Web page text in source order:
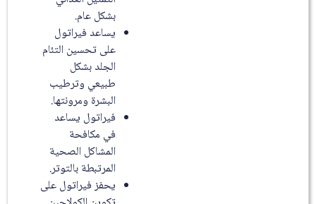
بشكل عام.
يساعد فيراتول
على تحسين التئام
الجلد بشكل
طبيعي وترطيب
البشرة ومرونتها.
فيراتول يساعد
في مكافحة
المشاكل الصحية
المرتبطة بالتوتر.
يحفز فيراتول على